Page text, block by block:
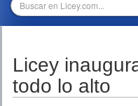
MULTIMEDIA
TEMPORADAS
Licey
todo lo alto